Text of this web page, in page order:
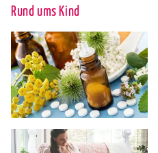
Rund ums Kind